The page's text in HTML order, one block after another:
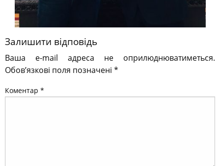
Залишити відповідь
Ваша e-mail адреса не оприлюднюватиметься.
Обов’язкові поля позначені *
Коментар *